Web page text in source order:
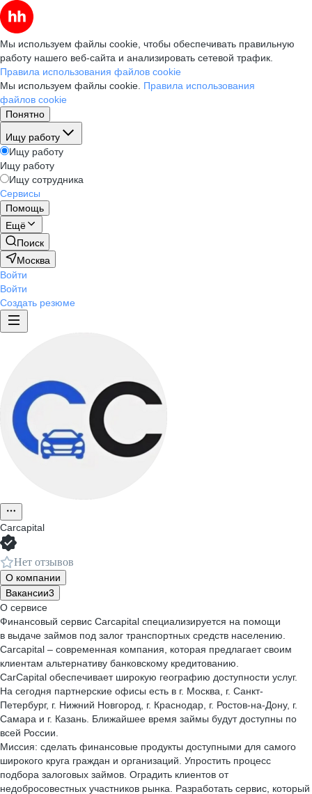
Мы используем файлы cookie, чтобы обеспечивать правильную
работу нашего веб-сайта и анализировать сетевой трафик.
Правила использования файлов cookie
Мы используем файлы cookie. Правила использования
файлов cookie
Понятно
Ищу работу
Ищу работу
Ищу работу
Ищу сотрудника
Сервисы
Помощь
Ещё
Поиск
Москва
Войти
Войти
Создать резюме
Carcapital
Нет отзывов
О компании
Вакансии3
О сервисе
Финансовый сервис Carcapital специализируется на помощи
в выдаче займов под залог транспортных средств населению.
Carcapital – современная компания, которая предлагает своим
клиентам альтернативу банковскому кредитованию.
CarCapital обеспечивает широкую географию доступности услуг.
На сегодня партнерские офисы есть в г. Москва, г. Санкт-
Петербург, г. Нижний Новгород, г. Краснодар, г. Ростов-на-Дону, г.
Самара и г. Казань. Ближайшее время займы будут доступны по
всей России.
Миссия: сделать финансовые продукты доступными для самого
широкого круга граждан и организаций. Упростить процесс
подбора залоговых займов. Оградить клиентов от
недобросовестных участников рынка. Разработать сервис, который